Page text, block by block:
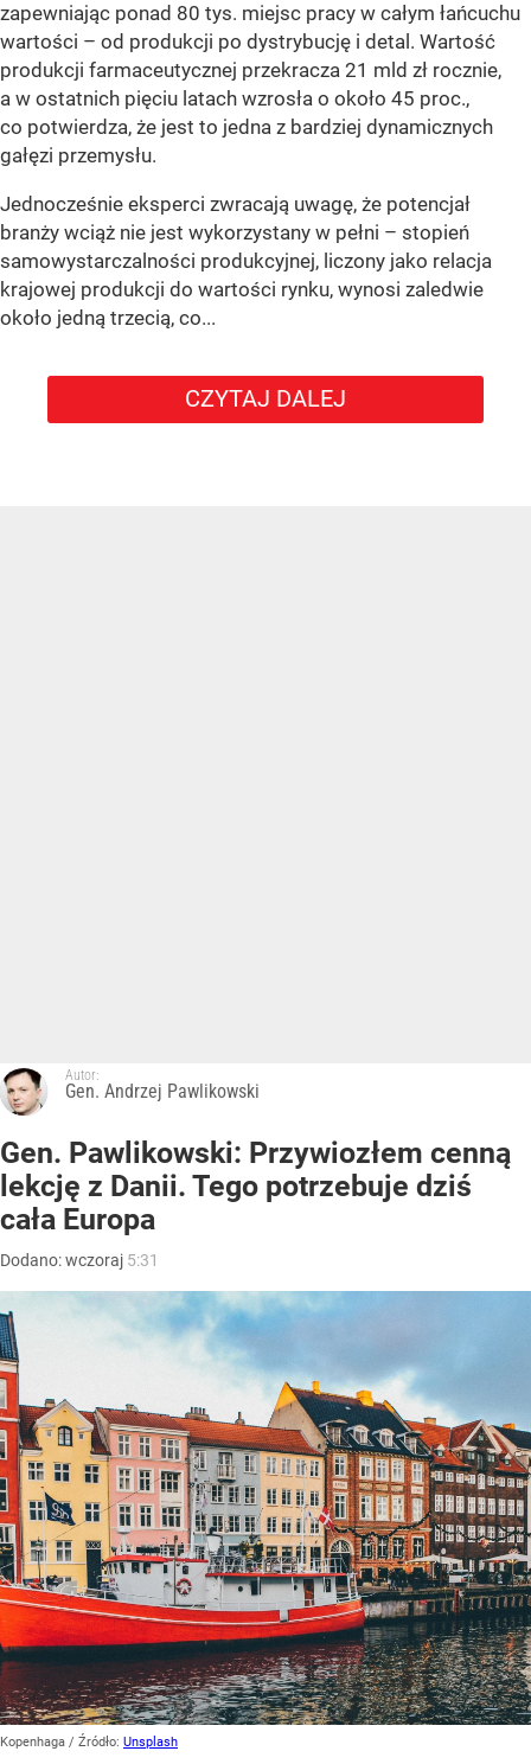
zapewniając ponad 80 tys. miejsc pracy w całym łańcuchu
wartości – od produkcji po dystrybucję i detal. Wartość
produkcji farmaceutycznej przekracza 21 mld zł rocznie,
a w ostatnich pięciu latach wzrosła o około 45 proc.,
co potwierdza, że jest to jedna z bardziej dynamicznych
gałęzi przemysłu.
Jednocześnie eksperci zwracają uwagę, że potencjał
branży wciąż nie jest wykorzystany w pełni – stopień
samowystarczalności produkcyjnej, liczony jako relacja
krajowej produkcji do wartości rynku, wynosi zaledwie
około jedną trzecią, co...
CZYTAJ DALEJ
Autor:
Gen. Andrzej Pawlikowski
Gen. Pawlikowski: Przywiozłem cenną
lekcję z Danii. Tego potrzebuje dziś
cała Europa
Dodano:wczoraj 5:31
Kopenhaga / Źródło: Unsplash